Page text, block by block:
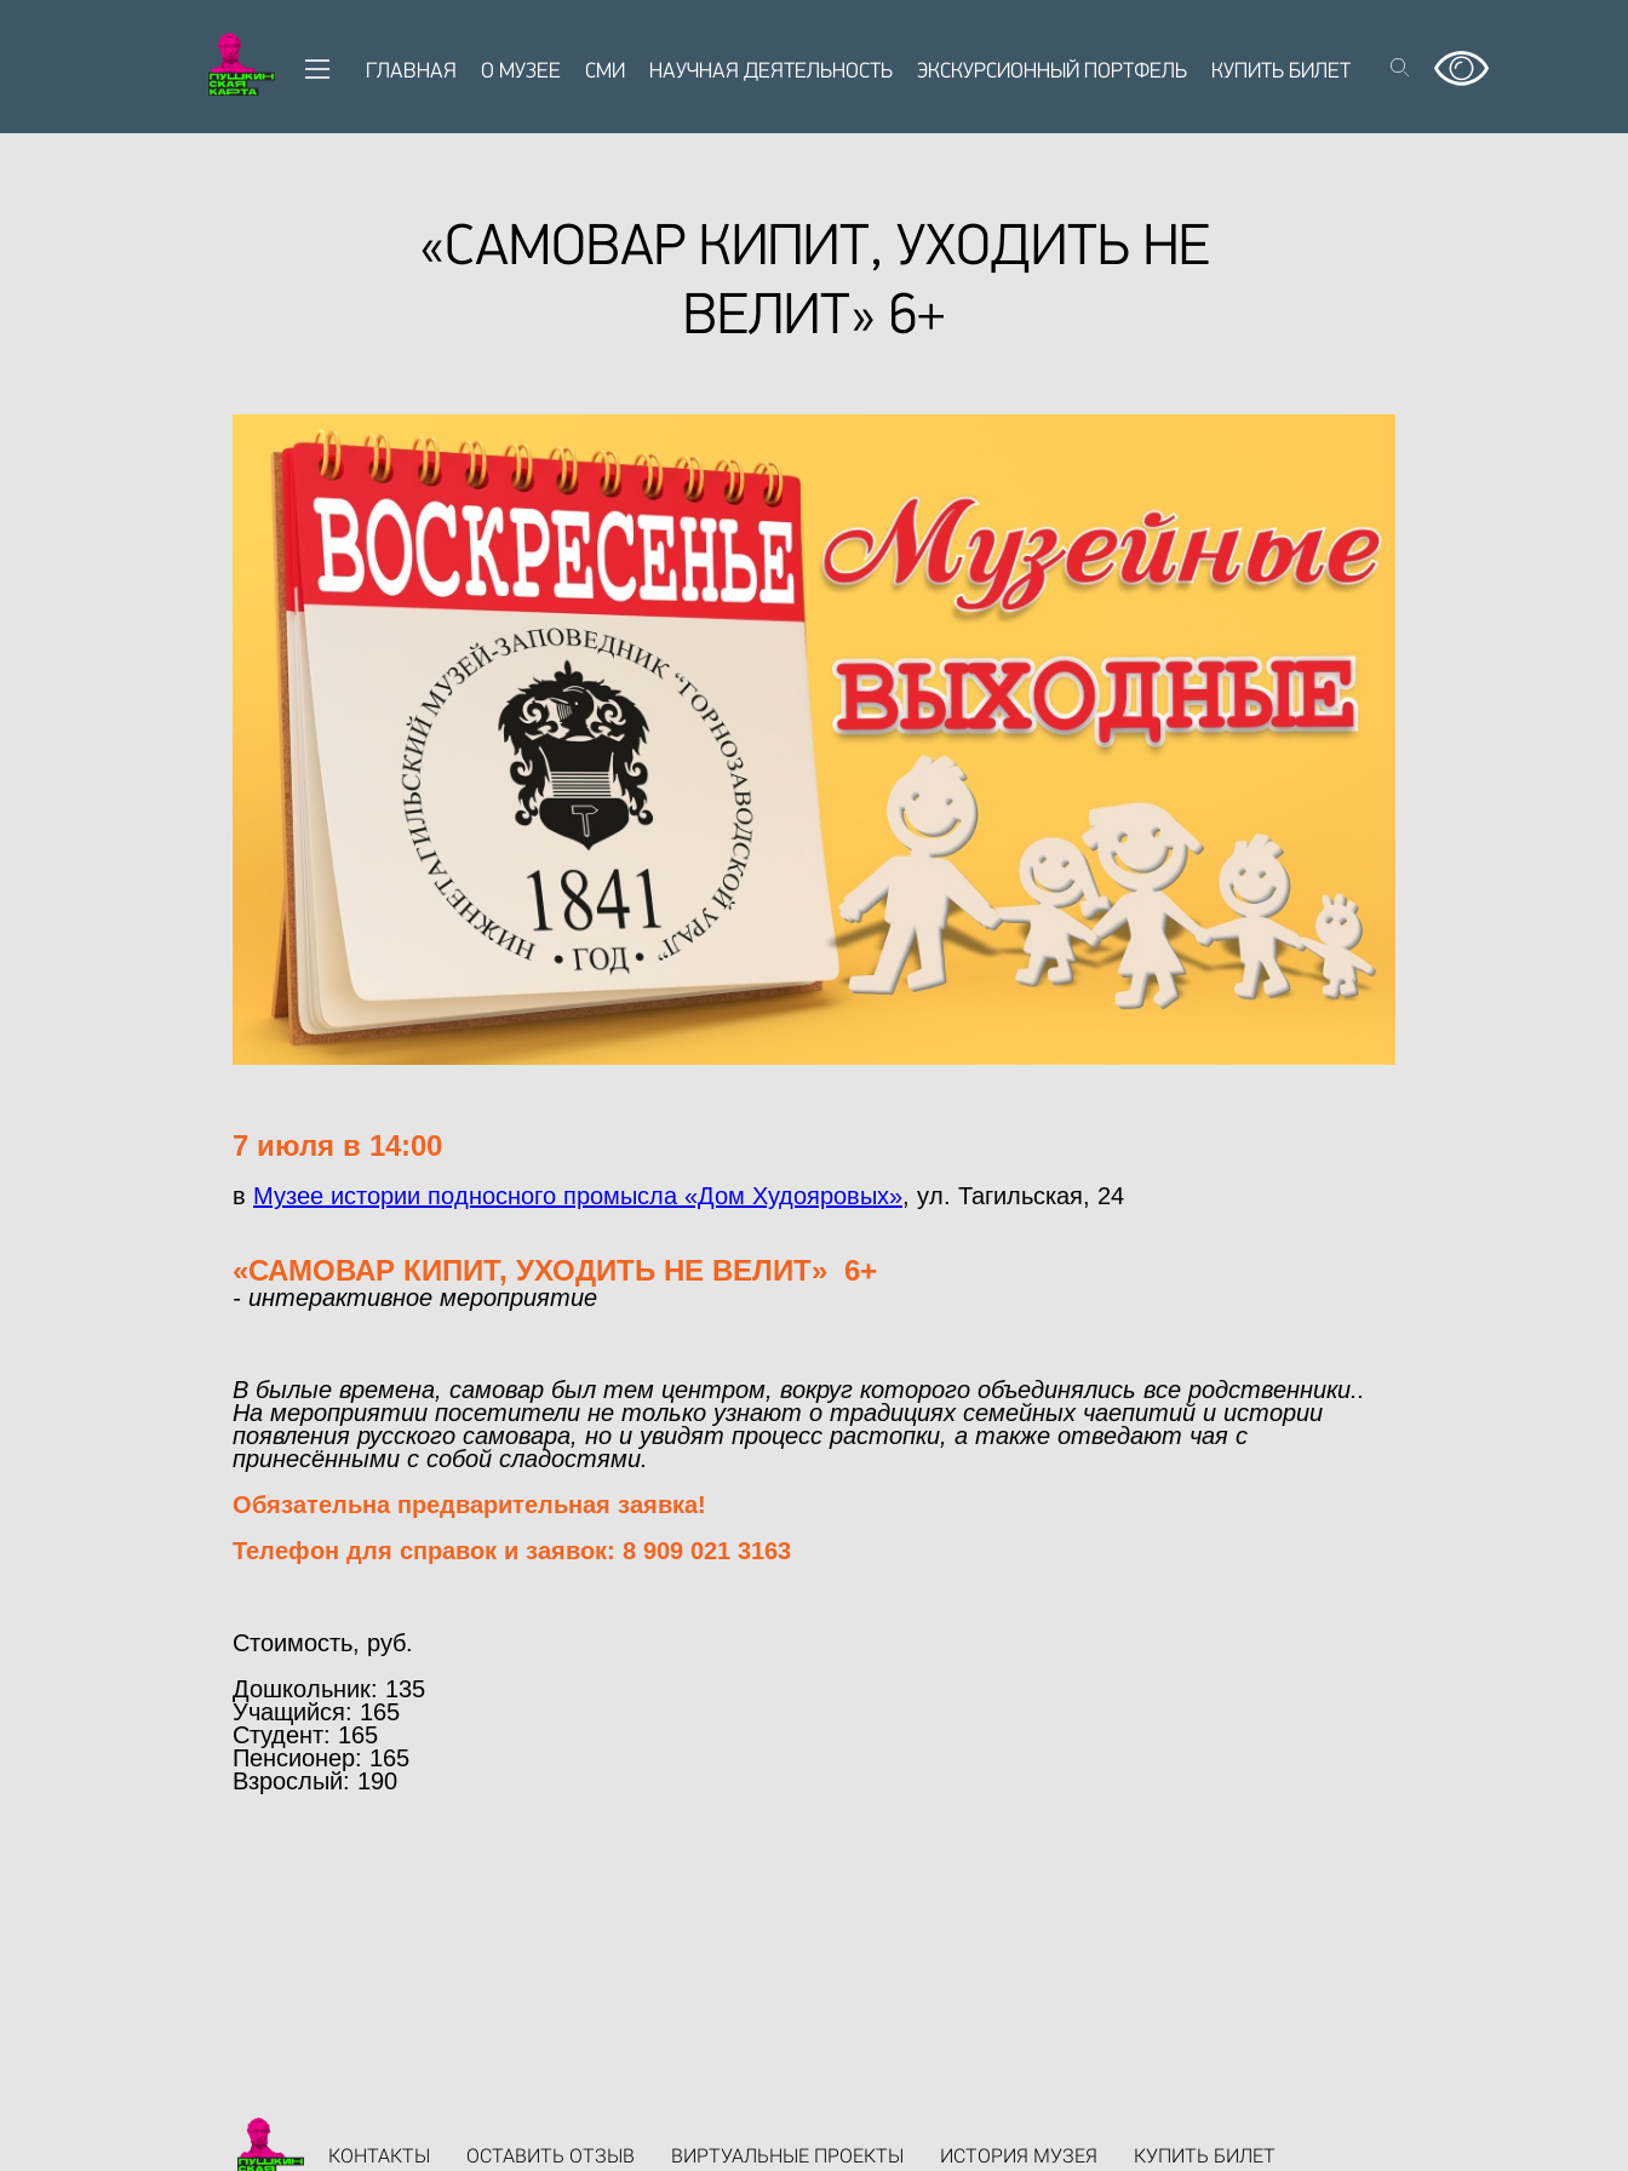
ГЛАВНАЯ О МУЗЕЕ СМИ НАУЧНАЯ ДЕЯТЕЛЬНОСТЬ ЭКСКУРСИОННЫЙ ПОРТФЕЛЬ КУПИТЬ БИЛЕТ
«САМОВАР КИПИТ, УХОДИТЬ НЕ
ВЕЛИТ» 6+
7 июля в 14:00
в Музее истории подносного промысла «Дом Худояровых», ул. Тагильская, 24
«САМОВАР КИПИТ, УХОДИТЬ НЕ ВЕЛИТ» 6+
- интерактивное мероприятие
В былые времена, самовар был тем центром, вокруг которого объединялись все родственники..
На мероприятии посетители не только узнают о традициях семейных чаепитий и истории
появления русского самовара, но и увидят процесс растопки, а также отведают чая с
принесёнными с собой сладостями.
Обязательна предварительная заявка!
Телефон для справок и заявок: 8 909 021 3163
Стоимость, руб.
Дошкольник: 135
Учащийся: 165
Студент: 165
Пенсионер: 165
Взрослый: 190
КОНТАКТЫ ОСТАВИТЬ ОТЗЫВ ВИРТУАЛЬНЫЕ ПРОЕКТЫ ИСТОРИЯ МУЗЕЯ КУПИТЬ БИЛЕТ